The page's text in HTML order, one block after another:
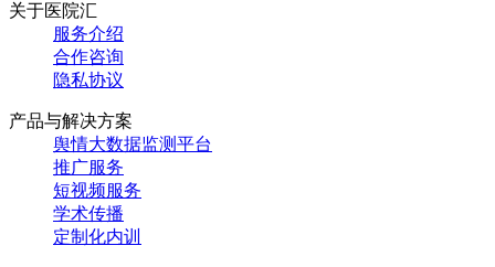
关于医院汇
服务介绍
合作咨询
隐私协议
产品与解决方案
舆情大数据监测平台
推广服务
短视频服务
学术传播
定制化内训